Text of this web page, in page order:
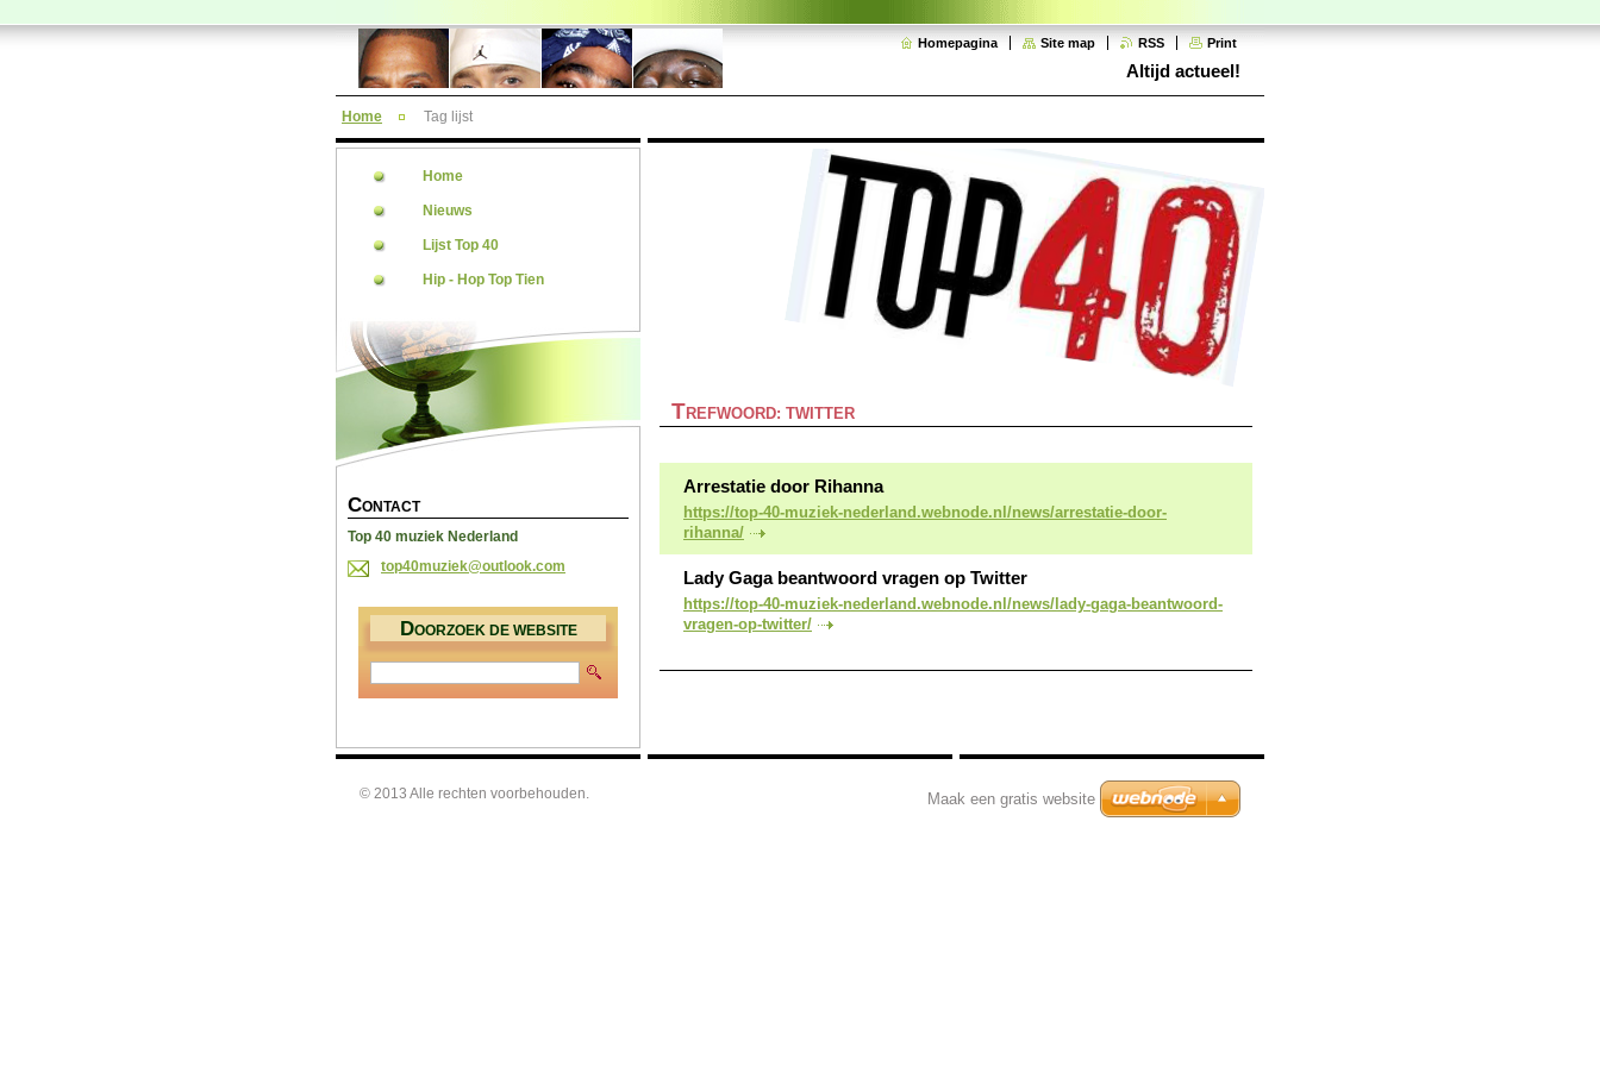
Homepagina Site map RSS Print
Altijd actueel!
Home Tag lijst
TREFWOORD: TWITTER
Arrestatie door Rihanna
https://top-40-muziek-nederland.webnode.nl/news/arrestatie-door-
rihanna/
Lady Gaga beantwoord vragen op Twitter
https://top-40-muziek-nederland.webnode.nl/news/lady-gaga-beantwoord-
vragen-op-twitter/
Home
Nieuws
Lijst Top 40
Hip - Hop Top Tien
CONTACT
Top 40 muziek Nederland
top40muziek@outl ook.com
DOORZOEK DE WEBSITE
© 2013 Alle rechten voorbehouden. Maak een gratis website